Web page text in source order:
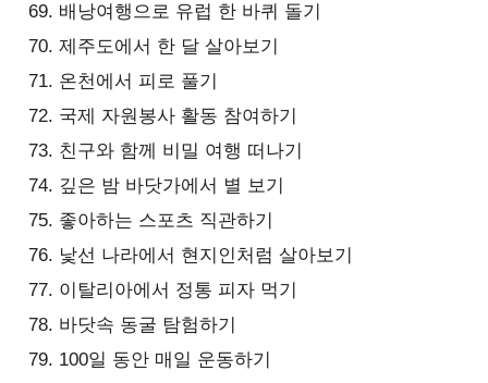
배낭여행으로 유럽 한 바퀴 돌기
제주도에서 한 달 살아보기
온천에서 피로 풀기
국제 자원봉사 활동 참여하기
친구와 함께 비밀 여행 떠나기
깊은 밤 바닷가에서 별 보기
좋아하는 스포츠 직관하기
낯선 나라에서 현지인처럼 살아보기
이탈리아에서 정통 피자 먹기
바닷속 동굴 탐험하기
100일 동안 매일 운동하기